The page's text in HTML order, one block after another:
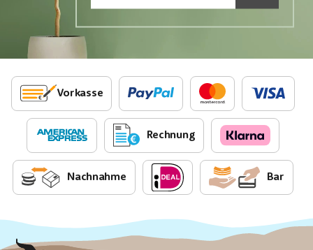
Vorkasse
Rechnung
Nachnahme Bar